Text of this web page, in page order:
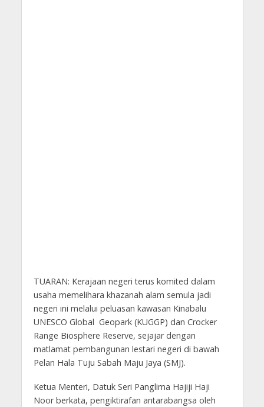
TUARAN: Kerajaan negeri terus komited dalam
usaha memelihara khazanah alam semula jadi
negeri ini melalui peluasan kawasan Kinabalu
UNESCO Global Geopark (KUGGP) dan Crocker
Range Biosphere Reserve, sejajar dengan
matlamat pembangunan lestari negeri di bawah
Pelan Hala Tuju Sabah Maju Jaya (SMJ).
Ketua Menteri, Datuk Seri Panglima Hajiji Haji
Noor berkata, pengiktirafan antarabangsa oleh